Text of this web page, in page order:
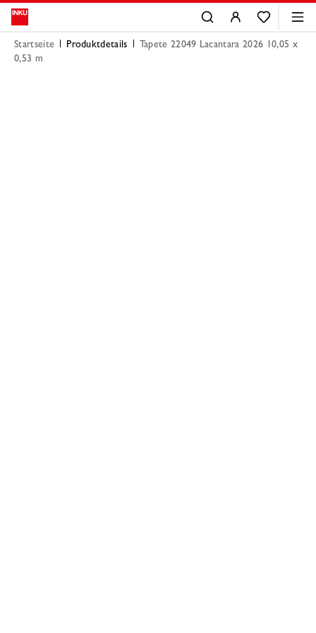
Startseite Produktdetails
Tapete 22049 Lacantara 2026 10,05 x
0,53 m